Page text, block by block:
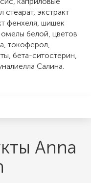
стеарат, экстракт
фенхеля, шишек
белой, цветов
токоферол,
бета-ситостерин,
Салина.
Anna